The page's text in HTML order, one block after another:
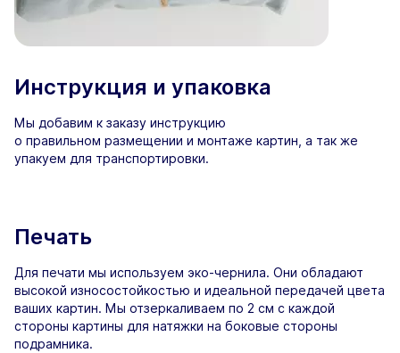
Инструкция и упаковка
Мы добавим к заказу инструкцию
о правильном размещении и монтаже картин, а так же
упакуем для транспортировки.
Печать
Для печати мы используем эко-чернила. Они обладают
высокой износостойкостью и идеальной передачей цвета
ваших картин. Мы отзеркаливаем по 2 см с каждой
стороны картины для натяжки на боковые стороны
подрамника.